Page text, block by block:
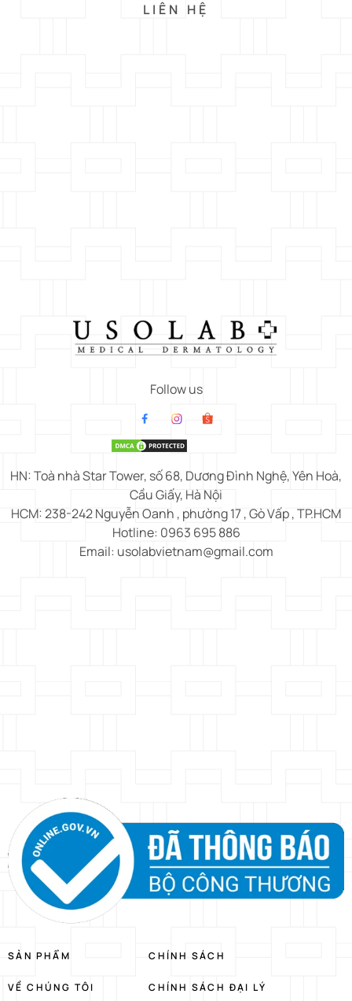
LIÊN HỆ
Follow us
HN: Toà nhà Star Tower, số 68, Dương Đình Nghệ, Yên Hoà,
Cầu Giấy, Hà Nội
HCM: 238-242 Nguyễn Oanh , phường 17 , Gò Vấp , TP.HCM
Hotline: 0963 695 886
Email: usolabvietnam@gmail.com
SẢN PHẨM
VỀ CHÚNG TÔI
CHÍNH SÁCH
CHÍNH SÁCH ĐẠI LÝ